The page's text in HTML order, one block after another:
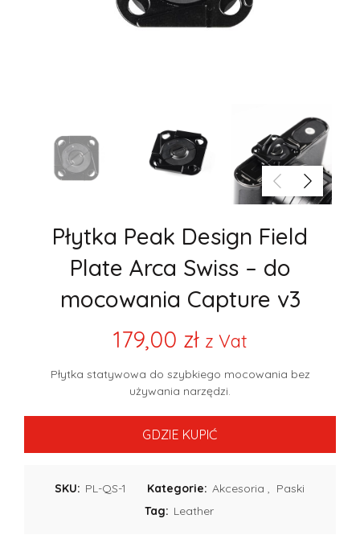
Płytka Peak Design Field
Plate Arca Swiss – do
mocowania Capture v3
179,00 zł z Vat
Płytka statywowa do szybkiego mocowania bez
używania narzędzi.
GDZIE KUPIĆ
SKU: PL-QS-1 Kategorie: Akcesoria , Paski
Tag: Leather